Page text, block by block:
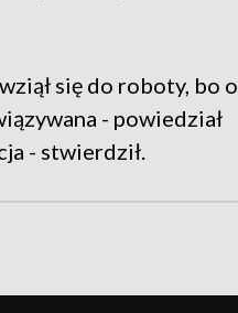
się do roboty, bo
- powiedział
- stwierdził.